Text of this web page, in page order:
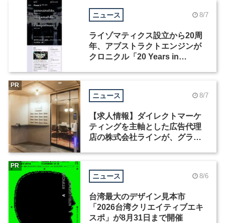
ニュース 8/7
ライゾマティクス設立から20周
年、アブストラクトエンジンが
クロニクル「20 Years in
ニュース 8/7
【求人情報】ダイレクトマーケ
ティングを主軸とした広告代理
店の株式会社ラインが、グラフ
PR
ニュース 8/6
台湾最大のデザイン見本市
「2026台湾クリエイティブエキ
スポ」が8月31日まで開催
PR